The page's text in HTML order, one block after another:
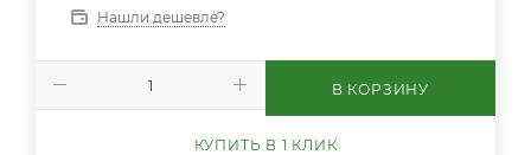
Нашли дешевле?
В КОРЗИНУ
КУПИТЬ В 1 КЛИК